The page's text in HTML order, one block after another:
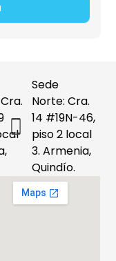
Sede
Norte: Cra.
14 #19N-46,
piso 2 local
3. Armenia,
Quindío.